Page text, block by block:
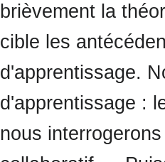
brièvement la
cible les
d'apprentissage.
d'apprentissage : le concept d'apprentissage collaboratif. Enfin, nous
nous